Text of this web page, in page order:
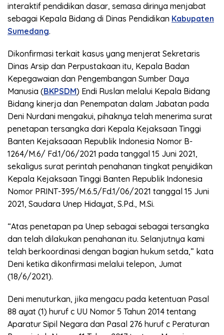
interaktif pendidikan dasar, semasa dirinya menjabat
sebagai Kepala Bidang di Dinas Pendidikan Kabupaten
Sumedang.
Dikonfirmasi terkait kasus yang menjerat Sekretaris
Dinas Arsip dan Perpustakaan itu, Kepala Badan
Kepegawaian dan Pengembangan Sumber Daya
Manusia (BKPSDM) Endi Ruslan melalui Kepala Bidang
Bidang kinerja dan Penempatan dalam Jabatan pada
Deni Nurdani mengakui, pihaknya telah menerima surat
penetapan tersangka dari Kepala Kejaksaan Tinggi
Banten Kejaksaaan Republik Indonesia Nomor B-
1264/M.6/ Fd.1/06/2021 pada tanggal 15 Juni 2021,
sekaligus surat perintah penahanan tingkat penyidikan
Kepala Kejaksaan Tinggi Banten Republik Indonesia
Nomor PRINT-395/M.6.5/Fd.1/06/2021 tanggal 15 Juni
2021, Saudara Unep Hidayat, S.Pd., M.Si.
“Atas penetapan pa Unep sebagai sebagai tersangka
dan telah dilakukan penahanan itu. Selanjutnya kami
telah berkoordinasi dengan bagian hukum setda,” kata
Deni ketika dikonfirmasi melalui telepon, Jumat
(18/6/2021).
Deni menuturkan, jika mengacu pada ketentuan Pasal
88 ayat (1) huruf c UU Nomor 5 Tahun 2014 tentang
Aparatur Sipil Negara dan Pasal 276 huruf c Peraturan